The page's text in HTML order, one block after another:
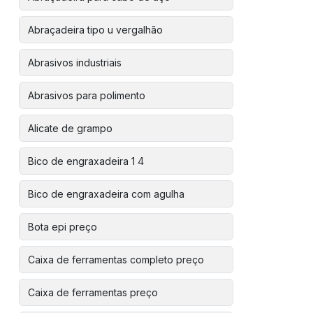
Abraçadeira tipo u vergalhão
Abrasivos industriais
Abrasivos para polimento
Alicate de grampo
Bico de engraxadeira 1 4
Bico de engraxadeira com agulha
Bota epi preço
Caixa de ferramentas completo preço
Caixa de ferramentas preço